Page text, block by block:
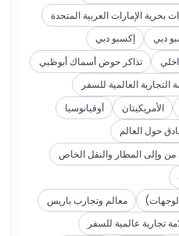
بحرية الإمارات العربية المتحدة
دبي
إكسبو دبي
تذاكر حوض أسماك أبوظبي
التجارية العالمية للسفر
الأمريكيتان
أوقيانوسيا
حول العالم
من وإلى المطار والنقل الخاص
معالم وتجارب باريس
تجارية عالمية للسفر